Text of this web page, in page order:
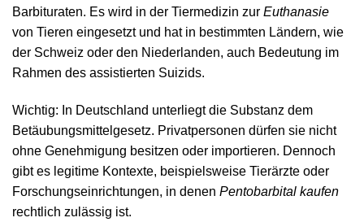
Barbituraten. Es wird in der Tiermedizin zur Euthanasie
von Tieren eingesetzt und hat in bestimmten Ländern, wie
der Schweiz oder den Niederlanden, auch Bedeutung im
Rahmen des assistierten Suizids.
Wichtig: In Deutschland unterliegt die Substanz dem
Betäubungsmittelgesetz. Privatpersonen dürfen sie nicht
ohne Genehmigung besitzen oder importieren. Dennoch
gibt es legitime Kontexte, beispielsweise Tierärzte oder
Forschungseinrichtungen, in denen Pentobarbital kaufen
rechtlich zulässig ist.